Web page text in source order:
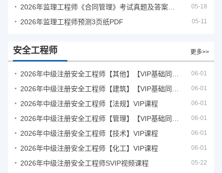
05-18
2026年监理工程师预测3页纸PDF 05-11
安全工程师 更多>>
06-01
06-01
2026年中级注册安全工程师【法规】VIP课程 06-01
06-01
2026年中级注册安全工程师【技术】VIP课程 06-01
2026年中级注册安全工程师【化工】VIP课程 06-01
2026年中级注册安全工程师SVIP视频课程 05-22